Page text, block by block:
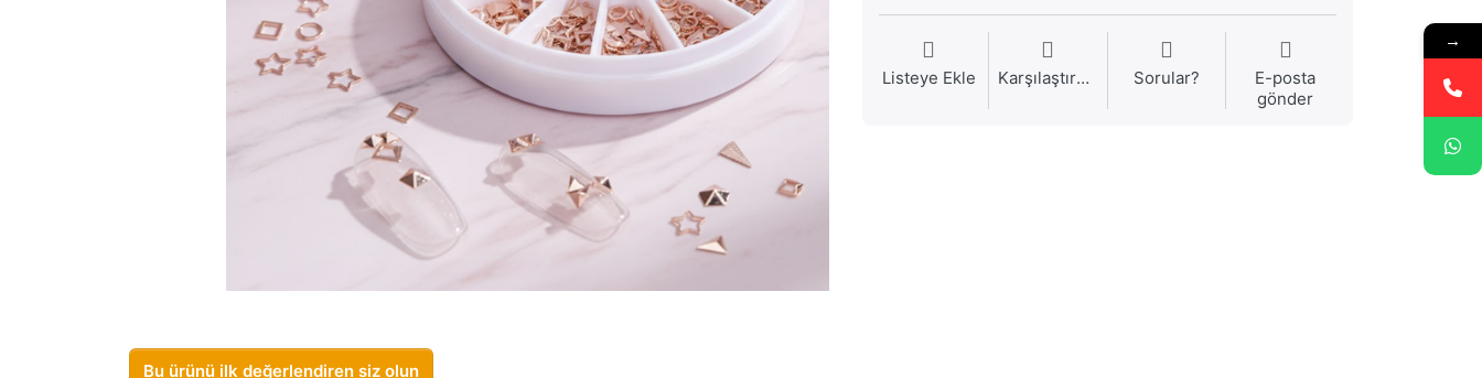
Listeye Ekle Karşılaştırma Sorular?
E-posta
gönder
Bu ürünü ilk değerlendiren siz olun
→